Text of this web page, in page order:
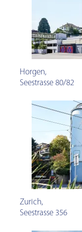
Horgen,
Seestrasse 80/82
Zurich,
Seestrasse 356